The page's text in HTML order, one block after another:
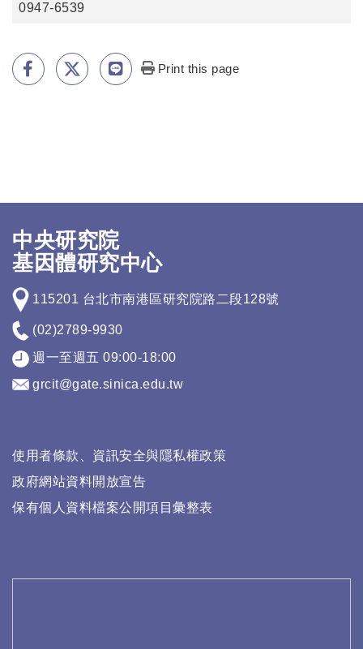
0947-6539
Print this page
中央研究院
基因體研究中心
115201 台北市南港區研究院路二段128號
(02)2789-9930
週一至週五 09:00-18:00
grcit@gate.sinica.edu.tw
使用者條款、資訊安全與隱私權政策
政府網站資料開放宣告
保有個人資料檔案公開項目彙整表